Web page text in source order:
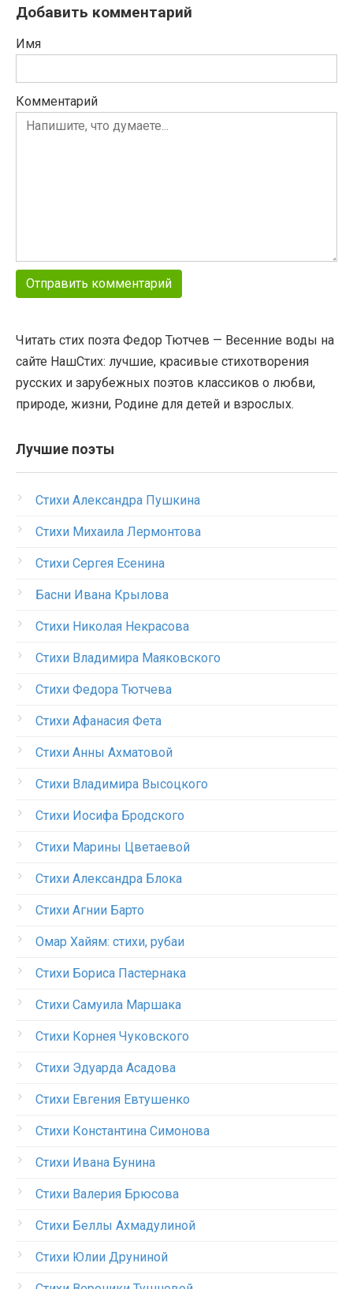
Добавить комментарий
Имя
Комментарий
Читать стих поэта Федор Тютчев — Весенние воды на
сайте НашСтих: лучшие, красивые стихотворения
русских и зарубежных поэтов классиков о любви,
природе, жизни, Родине для детей и взрослых.
Лучшие поэты
Стихи Александра Пушкина
Стихи Михаила Лермонтова
Стихи Сергея Есенина
Басни Ивана Крылова
Стихи Николая Некрасова
Стихи Владимира Маяковского
Стихи Федора Тютчева
Стихи Афанасия Фета
Стихи Анны Ахматовой
Стихи Владимира Высоцкого
Стихи Иосифа Бродского
Стихи Марины Цветаевой
Стихи Александра Блока
Стихи Агнии Барто
Омар Хайям: стихи, рубаи
Стихи Бориса Пастернака
Стихи Самуила Маршака
Стихи Корнея Чуковского
Стихи Эдуарда Асадова
Стихи Евгения Евтушенко
Стихи Константина Симонова
Стихи Ивана Бунина
Стихи Валерия Брюсова
Стихи Беллы Ахмадулиной
Стихи Юлии Друниной